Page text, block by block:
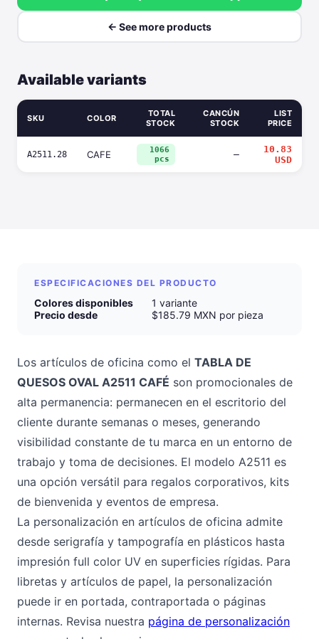
← See more products
Available variants
SKU COLOR
TOTAL
STOCK
CANCÚN
STOCK
LIST
PRICE
A2511.28 CAFE
1066
pcs
—
10.83
USD
ESPECIFICACIONES DEL PRODUCTO
Colores disponibles
1 variante
Precio desde
$185.79 MXN por pieza
Los artículos de oficina como el TABLA DE
QUESOS OVAL A2511 CAFÉ son promocionales de
alta permanencia: permanecen en el escritorio del
cliente durante semanas o meses, generando
visibilidad constante de tu marca en un entorno de
trabajo y toma de decisiones. El modelo A2511 es
una opción versátil para regalos corporativos, kits
de bienvenida y eventos de empresa.
La personalización en artículos de oficina admite
desde serigrafía y tampografía en plásticos hasta
impresión full color UV en superficies rígidas. Para
libretas y artículos de papel, la personalización
puede ir en portada, contraportada o páginas
internas. Revisa nuestra página de personalización